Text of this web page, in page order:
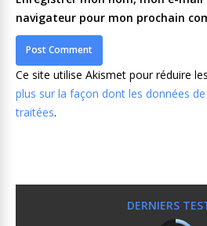
navigateur pour mon prochain
Ce site utilise Akismet pour réduire
plus sur la façon dont les données
traitées.
DERNIERS